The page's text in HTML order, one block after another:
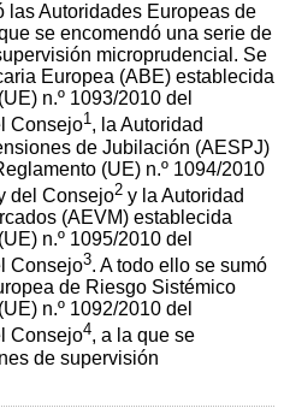
las Autoridades Europeas de
se encomendó una serie de
microprudencial. Se
Europea (ABE) establecida
n.º 1093/2010 del
Consejo1, la Autoridad
de Jubilación (AESPJ)
(UE) n.º 1094/2010
del Consejo2 y la Autoridad
(AEVM) establecida
n.º 1095/2010 del
Consejo3. A todo ello se sumó
de Riesgo Sistémico
n.º 1092/2010 del
Consejo4, a la que se
de supervisión